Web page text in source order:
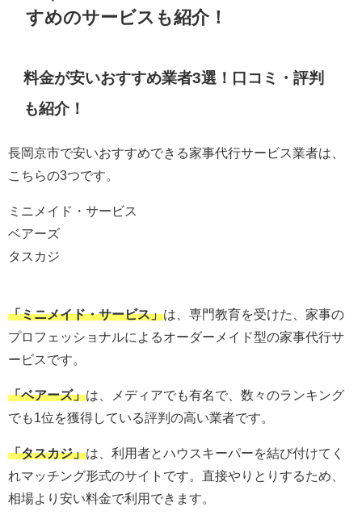
すめのサービスも紹介！
料金が安いおすすめ業者3選！口コミ・評判
も紹介！
長岡京市で安いおすすめできる家事代行サービス業者は、
こちらの3つです。
ミニメイド・サービス
ベアーズ
タスカジ
「ミニメイド・サービス」は、専門教育を受けた、家事の
プロフェッショナルによるオーダーメイド型の家事代行サ
ービスです。
「ベアーズ」は、メディアでも有名で、数々のランキング
でも1位を獲得している評判の高い業者です。
「タスカジ」は、 利用者とハウスキーパーを結び付けてく
れマッチング形式のサイトです。直接やりとりするため、
相場より安い料金で利用できます。